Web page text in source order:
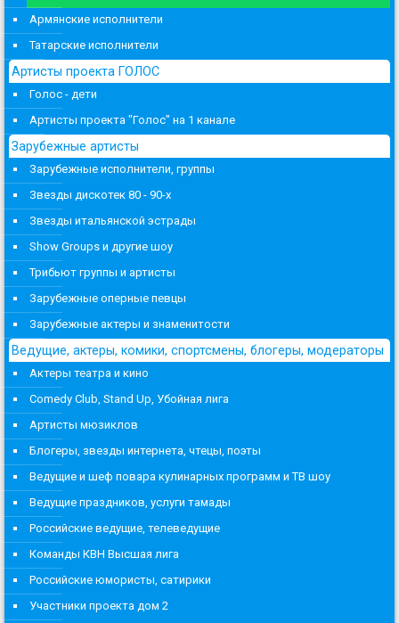
Армянские исполнители
Татарские исполнители
Артисты проекта ГОЛОС
Голос - дети
Артисты проекта "Голос" на 1 канале
Зарубежные артисты
Зарубежные исполнители, группы
Звезды дискотек 80 - 90-х
Звезды итальянской эстрады
Show Groups и другие шоу
Трибьют группы и артисты
Зарубежные оперные певцы
Зарубежные актеры и знаменитости
Ведущие, актеры, комики, спортсмены, блогеры, модераторы
Актеры театра и кино
Comedy Club, Stand Up, Убойная лига
Артисты мюзиклов
Блогеры, звезды интернета, чтецы, поэты
Ведущие и шеф повара кулинарных программ и ТВ шоу
Ведущие праздников, услуги тамады
Российские ведущие, телеведущие
Команды КВН Высшая лига
Российские юмористы, сатирики
Участники проекта дом 2